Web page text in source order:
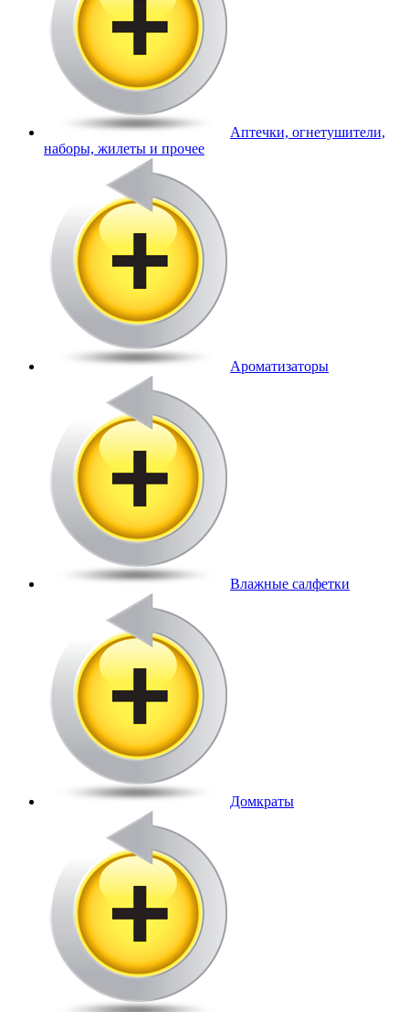
Аптечки, огнетушители,
наборы, жилеты и прочее
Ароматизаторы
Влажные салфетки
Домкраты